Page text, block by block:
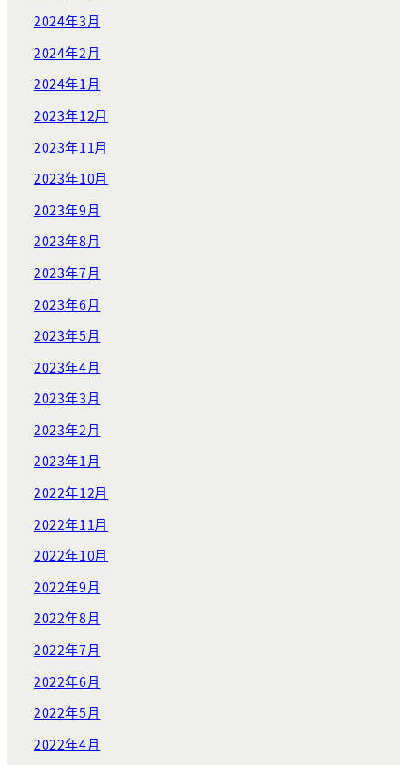
2024年3月
2024年2月
2024年1月
2023年12月
2023年11月
2023年10月
2023年9月
2023年8月
2023年7月
2023年6月
2023年5月
2023年4月
2023年3月
2023年2月
2023年1月
2022年12月
2022年11月
2022年10月
2022年9月
2022年8月
2022年7月
2022年6月
2022年5月
2022年4月